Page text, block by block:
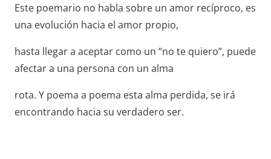
Este poemario no habla sobre un amor recíproco, es
una evolución hacia el amor propio,
hasta llegar a aceptar como un “no te quiero”, puede
afectar a una persona con un alma
rota. Y poema a poema esta alma perdida, se irá
encontrando hacia su verdadero ser.